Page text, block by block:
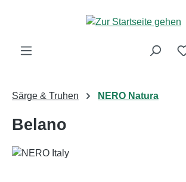
Zum Hauptinhalt springen
Särge & Truhen NERO Natura
Belano